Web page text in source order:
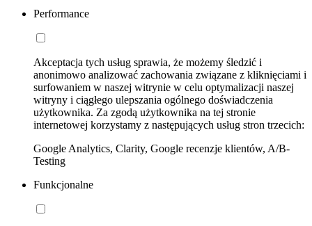
Performance
Akceptacja tych usług sprawia, że możemy śledzić i
anonimowo analizować zachowania związane z kliknięciami i
surfowaniem w naszej witrynie w celu optymalizacji naszej
witryny i ciągłego ulepszania ogólnego doświadczenia
użytkownika. Za zgodą użytkownika na tej stronie
internetowej korzystamy z następujących usług stron trzecich:
Google Analytics, Clarity, Google recenzje klientów, A/B-
Testing
Funkcjonalne